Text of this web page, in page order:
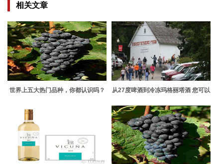
相关文章
世界上五大热门品种，你都认识吗？
从27度啤酒到冷冻玛格丽塔酒 您可以